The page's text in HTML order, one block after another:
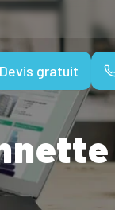
Devis gratuit